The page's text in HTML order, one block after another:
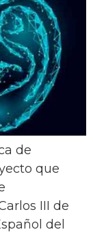
de
que
III de
del